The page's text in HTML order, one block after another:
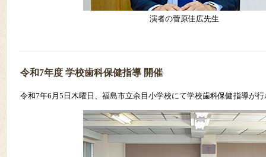
演者の菅原佳広先生
令和7年度 学校歯科保健指導 開催
令和7年6月5日木曜日、福島市立余目小学校にて学校歯科保健指導が